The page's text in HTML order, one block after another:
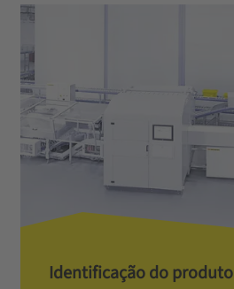
Identificação do produto